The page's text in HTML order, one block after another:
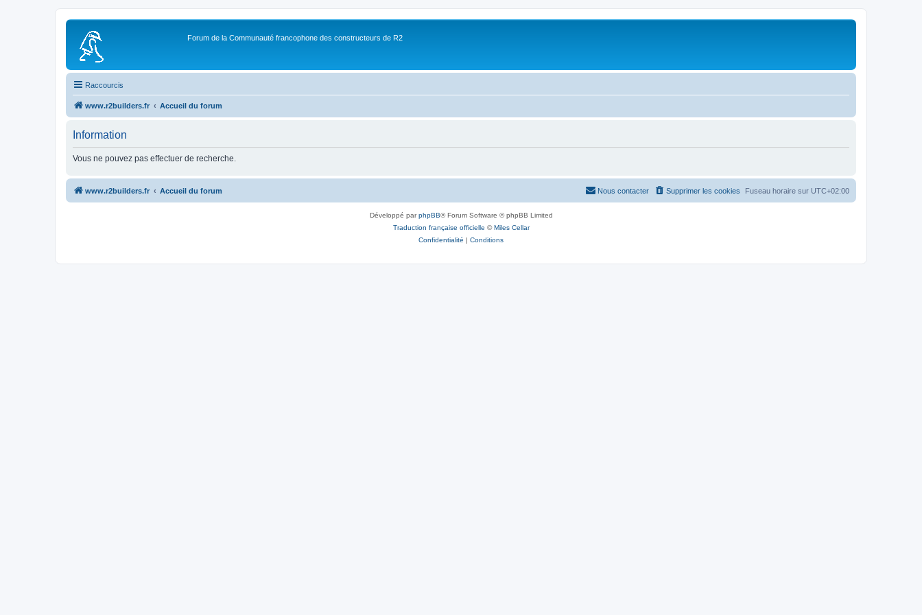
Forum de la Communauté francophone des constructeurs de R2
Raccourcis
www.r2builders.fr Accueil du forum
Information
Vous ne pouvez pas effectuer de recherche.
www.r2builders.fr Accueil du forum Fuseau horaire sur UTC+02:00
Supprimer les cookies
Nous contacter
Développé parphpBB® Forum Software © phpBB Limited
Traduction française officielle ©Miles Cellar
Confidentialité | Conditions